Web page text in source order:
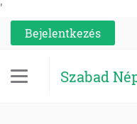
'
Bejelentkezés
Szabad